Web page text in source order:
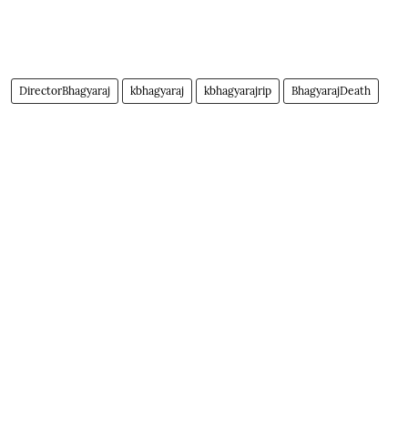
DirectorBhagyaraj kbhagyaraj kbhagyarajrip BhagyarajDeath